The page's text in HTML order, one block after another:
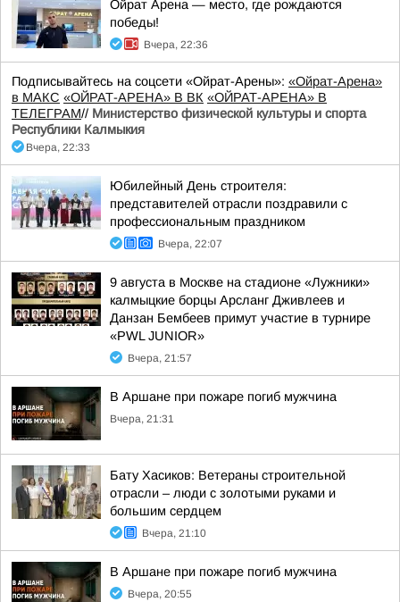
Ойрат Арена — место, где рождаются
победы!
Вчера, 22:36
Подписывайтесь на соцсети «Ойрат-Арены»: «Ойрат-Арена»
в МАКС «ОЙРАТ-АРЕНА» В ВК «ОЙРАТ-АРЕНА» В
ТЕЛЕГРАМ// Министерство физической культуры и спорта
Республики Калмыкия
Вчера, 22:33
Юбилейный День строителя:
представителей отрасли поздравили с
профессиональным праздником
Вчера, 22:07
9 августа в Москве на стадионе «Лужники»
калмыцкие борцы Арсланг Дживлеев и
Данзан Бембеев примут участие в турнире
«PWL JUNIOR»
Вчера, 21:57
В Аршане при пожаре погиб мужчина
Вчера, 21:31
Бату Хасиков: Ветераны строительной
отрасли – люди с золотыми руками и
большим сердцем
Вчера, 21:10
В Аршане при пожаре погиб мужчина
Вчера, 20:55